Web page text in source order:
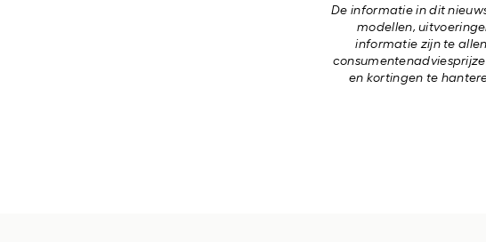
De informatie in dit
modellen,
informatie zijn te
en kortingen te